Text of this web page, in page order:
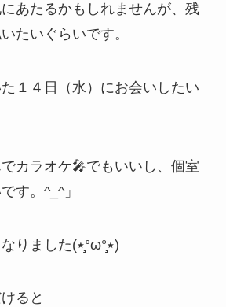
あたるかもしれませんが、残
たいぐらいです。
１４日（水）にお会いしたい
カラオケ🎤でもいいし、個室
す。^_^」
風俗嬢「返信遅くなりました(٭°̧̧̧ω°̧̧̧٭)
ると